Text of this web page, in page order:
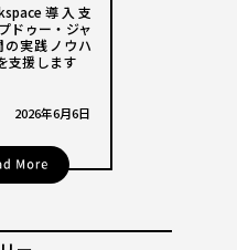
導入支
ドゥー・ジャ
実践ノウハ
支援します
2026年6月6日